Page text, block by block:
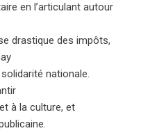
en l’articulant autour
drastique des impôts,
nationale.
à la culture, et